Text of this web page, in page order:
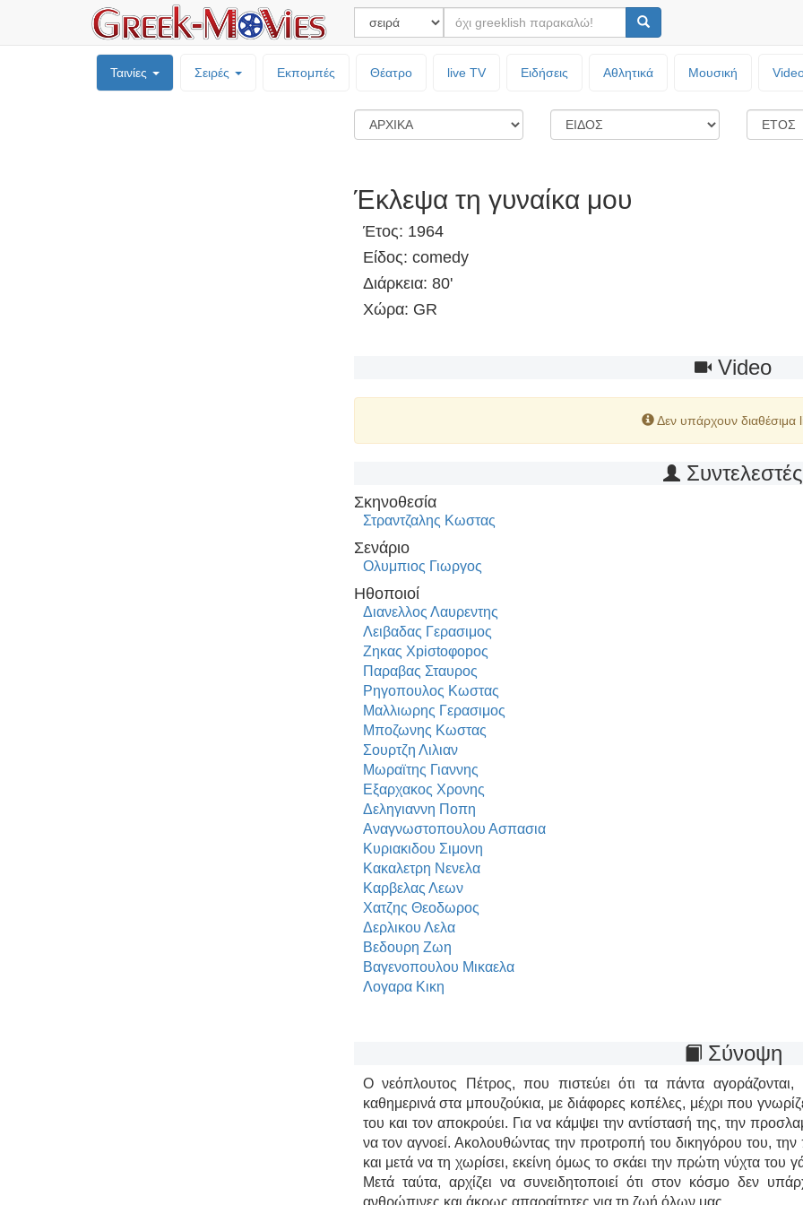
Ταινίες Σειρές Εκπομπές Θέατρο live TV Ειδήσεις Αθλητικά Μουσική
Έκλεψα τη γυναίκα μου
Έτος: 1964
Είδος: comedy
Διάρκεια: 80'
Χώρα: GR
Video
Δεν υπάρχουν διαθέσιμα
Συντελεστές
Σκηνοθεσία
Στραντζαλης Κωστας
Σενάριο
Ολυμπιος Γιωργος
Ηθοποιοί
Διανελλος Λαυρεντης
Λειβαδας Γερασιμος
Ζηκας Xpiσtoφopoς
Παραβας Σταυρος
Ρηγοπουλος Κωστας
Μαλλιωρης Γερασιμος
Μποζωνης Κωστας
Σουρτζη Λιλιαν
Μωραϊτης Γιαννης
Εξαρχακος Χρονης
Δεληγιαννη Ποπη
Αναγνωστοπουλου Ασπασια
Κυριακιδου Σιμονη
Κακαλετρη Νενελα
Καρβελας Λεων
Χατζης Θεοδωρος
Δερλικου Λελα
Βεδουρη Ζωη
Βαγενοπουλου Μικαελα
Λογαρα Κικη
Σύνοψη
Ο νεόπλουτος Πέτρος, που πιστεύει ότι τα πάντα
καθημερινά στα μπουζούκια, με διάφορες κοπέλες, μέχρι που
του και τον αποκρούει. Για να κάμψει την αντίστασή της, την
να τον αγνοεί. Ακολουθώντας την προτροπή του δικηγόρου του, την
και μετά να τη χωρίσει, εκείνη όμως το σκάει την πρώτη νύχτα του
Μετά ταύτα, αρχίζει να συνειδητοποιεί ότι στον κόσμο δεν
ανθρώπινες και άκρως απαραίτητες για τη ζωή όλων μας.